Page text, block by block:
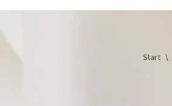
Start \